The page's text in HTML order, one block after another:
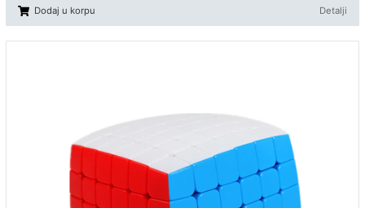
Dodaj u korpu Detalji